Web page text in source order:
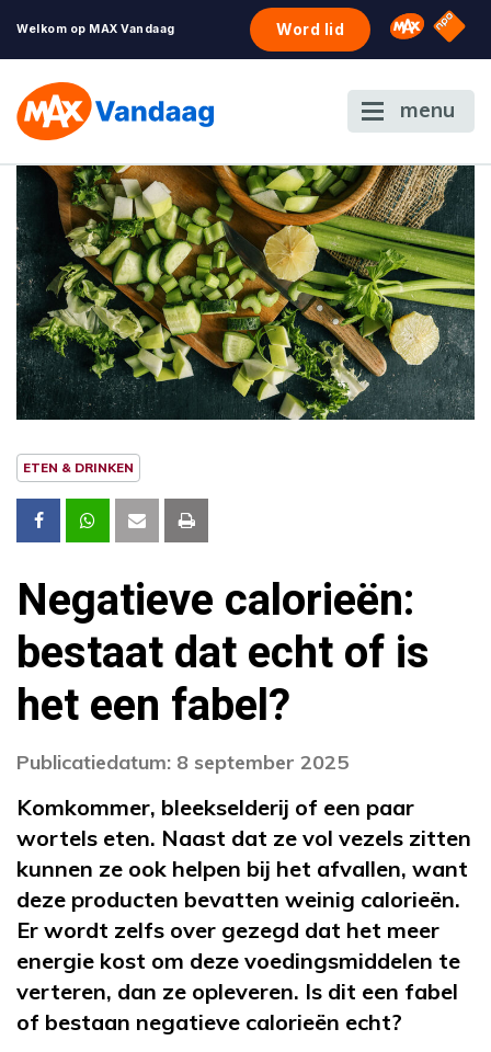
Welkom op MAX Vandaag Word lid Omroep
NPO
menu
ETEN & DRINKEN
Negatieve calorieën:
bestaat dat echt of is
het een fabel?
Publicatiedatum: 8 september 2025
Komkommer, bleekselderij of een paar
wortels eten. Naast dat ze vol vezels zitten
kunnen ze ook helpen bij het afvallen, want
deze producten bevatten weinig calorieën.
Er wordt zelfs over gezegd dat het meer
energie kost om deze voedingsmiddelen te
verteren, dan ze opleveren. Is dit een fabel
of bestaan negatieve calorieën echt?